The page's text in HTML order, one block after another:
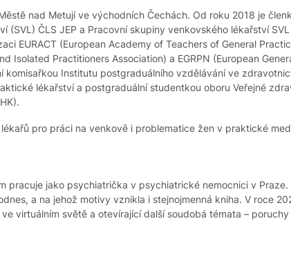
nad Metují ve východních Čechách. Od roku 2018 je
(SVL) ČLS JEP a Pracovní skupiny venkovského lékařství SVL
EURACT (European Academy of Teachers of General
Isolated Practitioners Association) a EGRPN (European
komisařkou Institutu postgraduálního vzdělávání ve
lékařství a postgraduální studentkou oboru Veřejné
pro práci na venkově i problematice žen v praktické
pracuje jako psychiatrička v psychiatrické nemocnici v Praze.
a na jehož motivy vznikla i stejnojmenná kniha. V roce
virtuálním světě a otevírající další soudobá témata – poruchy